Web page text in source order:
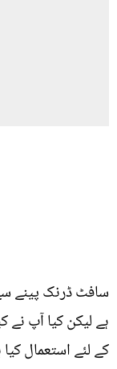
سافٹ ڈرنک پینے
ہے لیکن کیا آپ
کے لئے استعمال